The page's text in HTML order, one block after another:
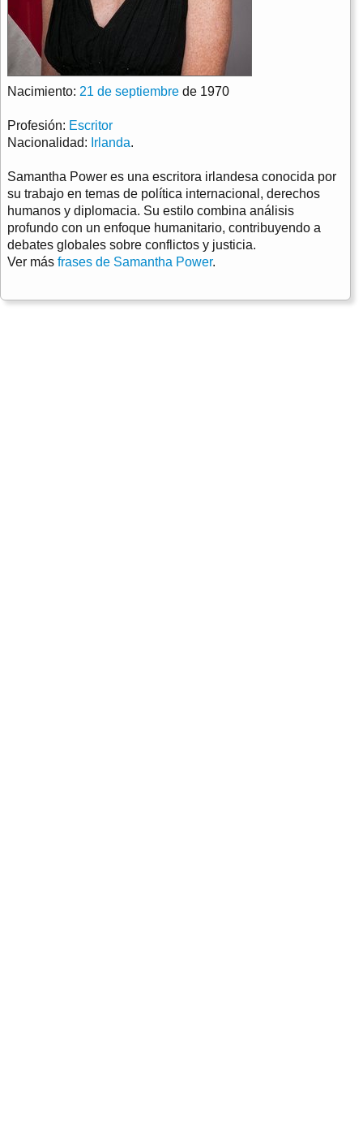
Nacimiento: 21 de septiembre de 1970
Profesión: Escritor
Nacionalidad: Irlanda.
Samantha Power es una escritora irlandesa conocida por
su trabajo en temas de política internacional, derechos
humanos y diplomacia. Su estilo combina análisis
profundo con un enfoque humanitario, contribuyendo a
debates globales sobre conflictos y justicia.
Ver más frases de Samantha Power.